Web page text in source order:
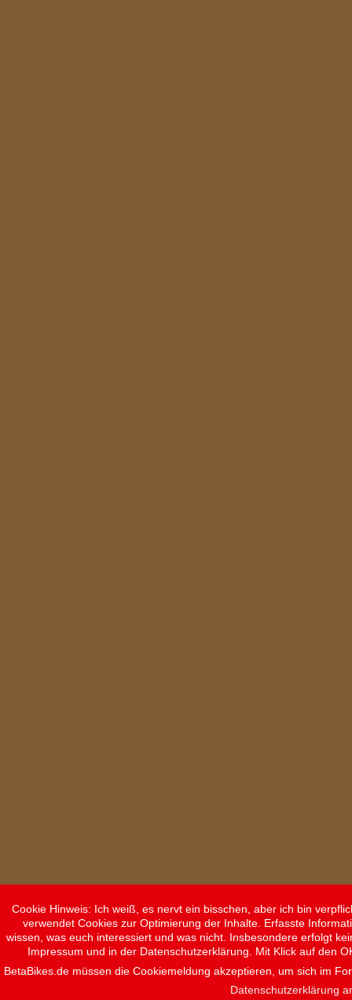
Cookie Hinweis: Ich weiß, es nervt ein bisschen, aber ich bin
verwendet Cookies zur Optimierung der Inhalte. Erfasste
wissen, was euch interessiert und was nicht. Insbesondere erfolgt
Impressum und in der Datenschutzerklärung. Mit Klick auf den
BetaBikes.de müssen die Cookiemeldung akzeptieren, um sich im
Datenschutzerklärung